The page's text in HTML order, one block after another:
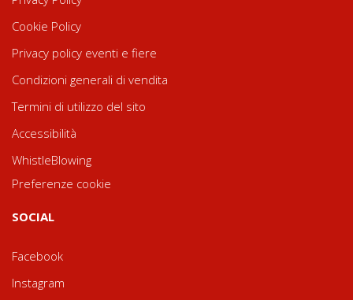
Cookie Policy
Privacy policy eventi e fiere
Condizioni generali di vendita
Termini di utilizzo del sito
Accessibilità
WhistleBlowing
Preferenze cookie
SOCIAL
Facebook
Instagram